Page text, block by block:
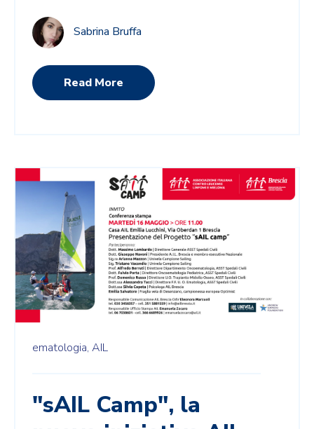
Sabrina Bruffa
Read More
ematologia, AIL
"sAIL Camp", la